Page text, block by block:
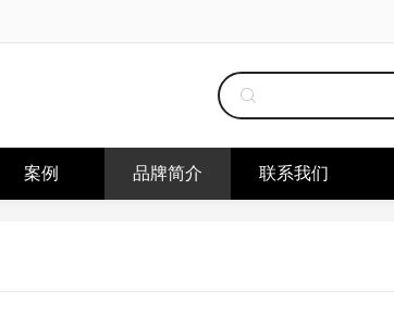
案例 品牌简介 联系我们